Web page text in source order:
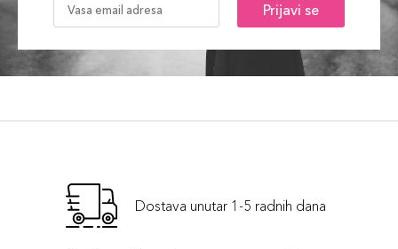
Prijavi se
Dostava unutar 1-5 radnih dana